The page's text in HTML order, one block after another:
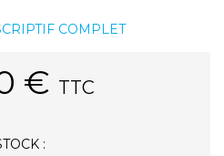
COMPLET
€ TTC
: